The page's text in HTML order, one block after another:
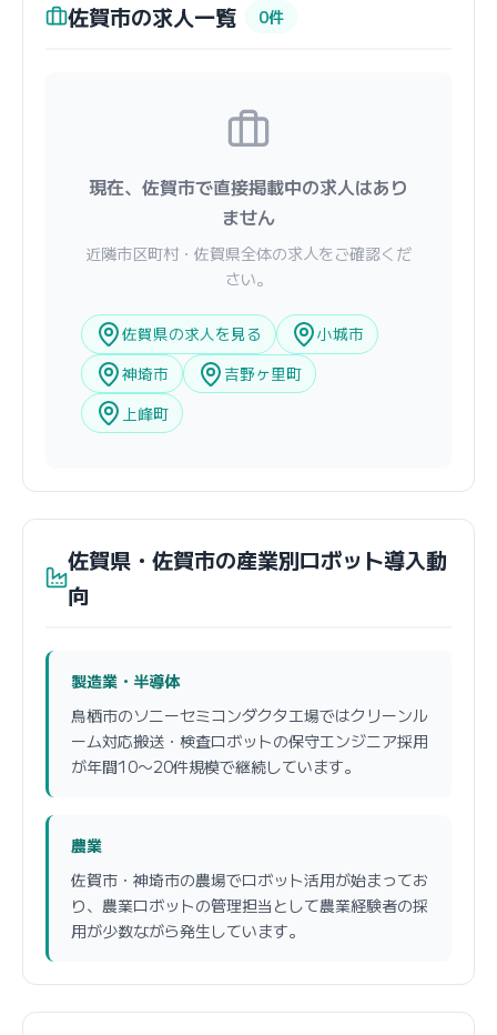
佐賀市の求人一覧 0件
現在、佐賀市で直接掲載中の求人はあり
ません
近隣市区町村・佐賀県全体の求人をご確認くだ
さい。
佐賀県の求人を見る
小城市
神埼市
吉野ヶ里町
上峰町
佐賀県・佐賀市の産業別ロボット導入動
向
製造業・半導体
鳥栖市のソニーセミコンダクタ工場ではクリーンル
ーム対応搬送・検査ロボットの保守エンジニア採用
が年間10〜20件規模で継続しています。
農業
佐賀市・神埼市の農場でロボット活用が始まってお
り、農業ロボットの管理担当として農業経験者の採
用が少数ながら発生しています。